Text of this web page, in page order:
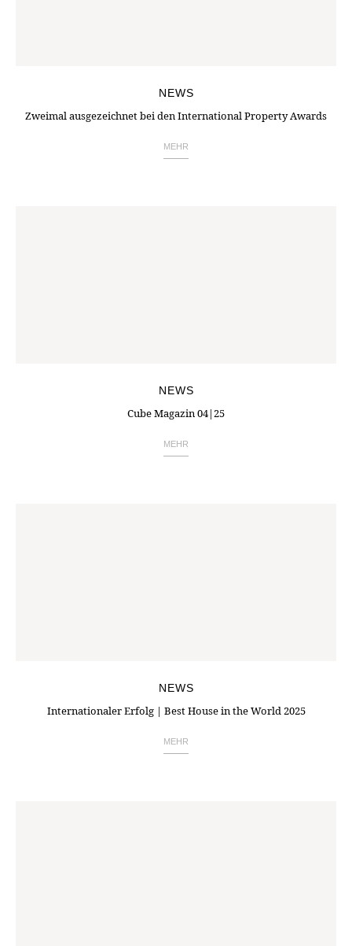
NEWS
Zweimal ausgezeichnet bei den International Property Awards
MEHR
NEWS
Cube Magazin 04|25
MEHR
NEWS
Internationaler Erfolg | Best House in the World 2025
MEHR